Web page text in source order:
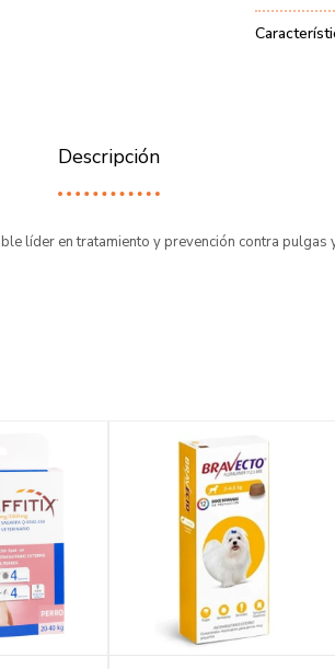
Descripción
líder en tratamiento y prevención contra pulgas